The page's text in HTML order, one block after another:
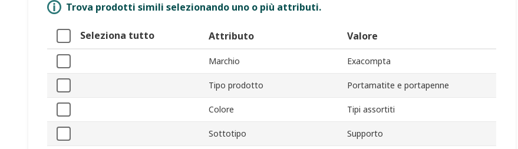
Trova prodotti simili selezionando uno o più attributi.
Seleziona tutto Attributo Valore
Marchio Exacompta
Tipo prodotto Portamatite e portapenne
Colore Tipi assortiti
Sottotipo Supporto